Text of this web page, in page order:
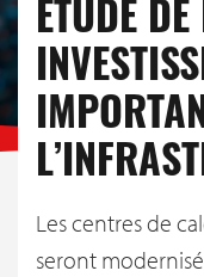
ÉTUDE
Les centres de
seront